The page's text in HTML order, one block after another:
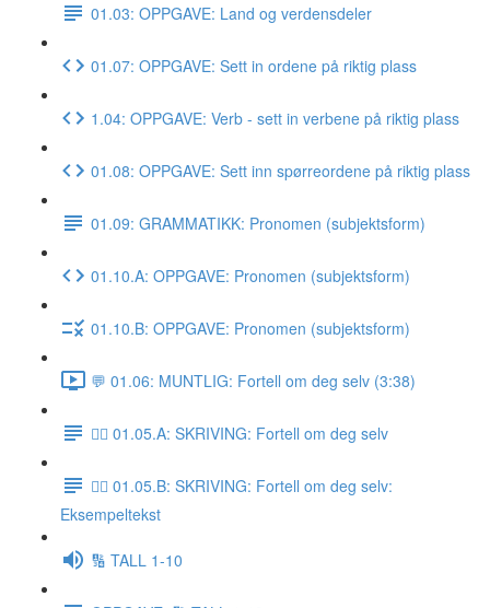
01.03: OPPGAVE: Land og verdensdeler
01.07: OPPGAVE: Sett in ordene på riktig plass
1.04: OPPGAVE: Verb - sett in verbene på riktig plass
01.08: OPPGAVE: Sett inn spørreordene på riktig plass
01.09: GRAMMATIKK: Pronomen (subjektsform)
01.10.A: OPPGAVE: Pronomen (subjektsform)
01.10.B: OPPGAVE: Pronomen (subjektsform)
💬 01.06: MUNTLIG: Fortell om deg selv (3:38)
✍🏼 01.05.A: SKRIVING: Fortell om deg selv
✍🏼 01.05.B: SKRIVING: Fortell om deg selv:
Eksempeltekst
🔢 TALL 1-10